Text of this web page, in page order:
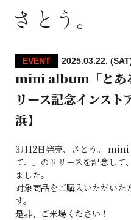
EVENT 2025.03.22.
mini album「とあ
リース記念インスト
浜】
3月12日発売、さとう。
て、」のリリースを記念して
ました。
対象商品をご購入いただいた
す。
是非、ご来場ください！